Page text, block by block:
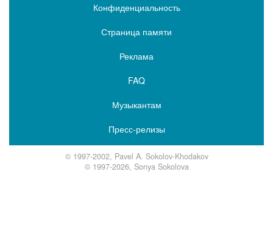
Конфиденциальность
Страница памяти
Реклама
FAQ
Музыкантам
Пресс-релизы
© 1997-2002, Pavel A. Sokolov-Khodakov
© 1997-2026, Sonya Sokolova